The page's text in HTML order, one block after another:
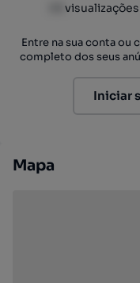
visualizações
Entre na sua conta ou
completo dos seus
Iniciar
Mapa